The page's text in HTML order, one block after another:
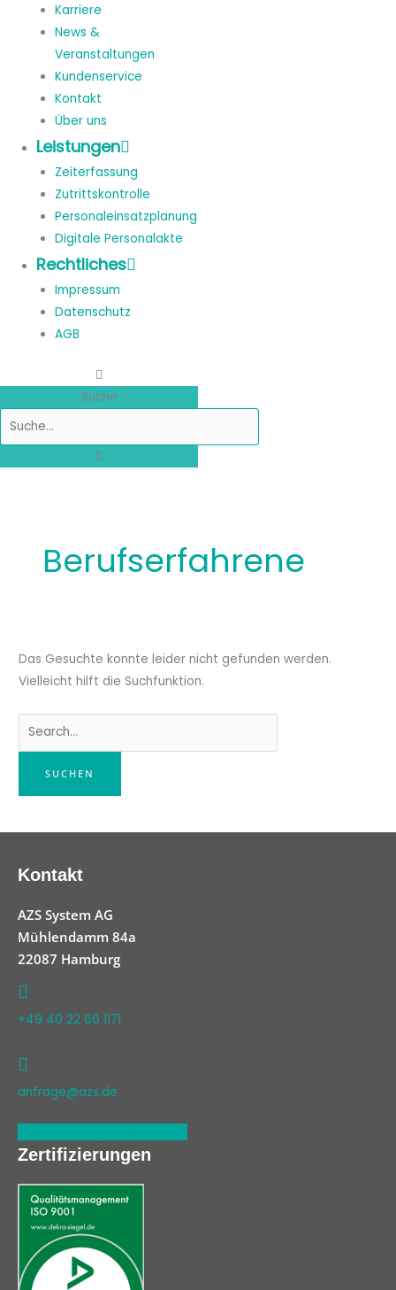
Karriere
News &
Veranstaltungen
Kundenservice
Kontakt
Über uns
Leistungen
Zeiterfassung
Zutrittskontrolle
Personaleinsatzplanung
Digitale Personalakte
Rechtliches
Impressum
Datenschutz
AGB
Suche
Berufserfahrene
Das Gesuchte konnte leider nicht gefunden werden.
Vielleicht hilft die Suchfunktion.
Kontakt
AZS System AG
Mühlendamm 84a
22087 Hamburg
+49 40 22 66 1171
anfrage@azs.de
Zertifizierungen